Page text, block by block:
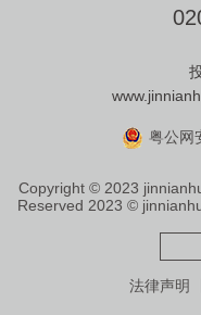
粤公网
Copyright © 2023
Reserved 2023 ©
法律声明